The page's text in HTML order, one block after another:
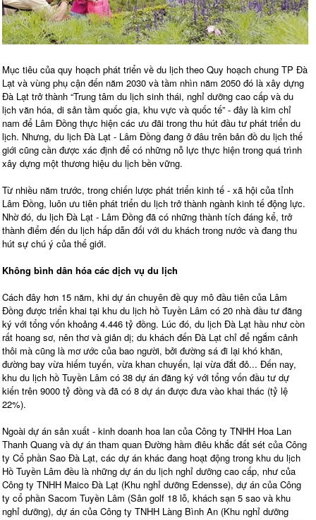
Mục tiêu của quy hoạch phát triển về du lịch theo Quy hoạch chung TP Đà
Lạt và vùng phụ cận đến năm 2030 và tầm nhìn năm 2050 đó là xây dựng
Đà Lạt trở thành “Trung tâm du lịch sinh thái, nghỉ dưỡng cao cấp và du
lịch văn hóa, di sản tầm quốc gia, khu vực và quốc tế” - đây là kim chỉ
nam để Lâm Đồng thực hiện các ưu đãi trong thu hút đầu tư phát triển du
lịch. Nhưng, du lịch Đà Lạt - Lâm Đồng đang ở đâu trên bản đồ du lịch thế
giới cũng cần được xác định để có những nỗ lực thực hiện trong quá trình
xây dựng một thương hiệu du lịch bền vững.
Từ nhiều năm trước, trong chiến lược phát triển kinh tế - xã hội của tỉnh
Lâm Đồng, luôn ưu tiên phát triển du lịch trở thành ngành kinh tế động lực.
Nhờ đó, du lịch Đà Lạt - Lâm Đồng đã có những thành tích đáng kể, trở
thành điểm đến du lịch hấp dẫn đối với du khách trong nước và đang thu
hút sự chú ý của thế giới.
Không bình dân hóa các dịch vụ du lịch
Cách đây hơn 15 năm, khi dự án chuyên đề quy mô đầu tiên của Lâm
Đồng được triển khai tại khu du lịch hồ Tuyền Lâm có 20 nhà đầu tư đăng
ký với tổng vốn khoảng 4.446 tỷ đồng. Lúc đó, du lịch Đà Lạt hầu như còn
rất hoang sơ, nên thơ và giản dị; du khách đến Đà Lạt chỉ để ngắm cảnh
thôi mà cũng là mơ ước của bao người, bởi đường sá đi lại khó khăn,
đường bay vừa hiếm tuyến, vừa khan chuyến, lại vừa đắt đỏ... Đến nay,
khu du lịch hồ Tuyền Lâm có 38 dự án đăng ký với tổng vốn đầu tư dự
kiến trên 9000 tỷ đồng và đã có 8 dự án được đưa vào khai thác (tỷ lệ
22%).
Ngoài dự án sản xuất - kinh doanh hoa lan của Công ty TNHH Hoa Lan
Thanh Quang và dự án tham quan Đường hầm điêu khắc đất sét của Công
ty Cổ phần Sao Đà Lạt, các dự án khác đang hoạt động trong khu du lịch
Hồ Tuyền Lâm đều là những dự án du lịch nghỉ dưỡng cao cấp, như của
Công ty TNHH Maico Đà Lạt (Khu nghỉ dưỡng Edensse), dự án của Công
ty cổ phần Sacom Tuyền Lâm (Sân golf 18 lỗ, khách sạn 5 sao và khu
nghỉ dưỡng), dự án của Công ty TNHH Làng Bình An (Khu nghỉ dưỡng